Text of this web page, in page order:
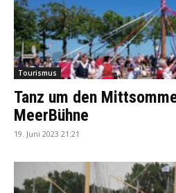
Tourismus
Tanz um den
MeerBühne
19. Juni 2023 21:21